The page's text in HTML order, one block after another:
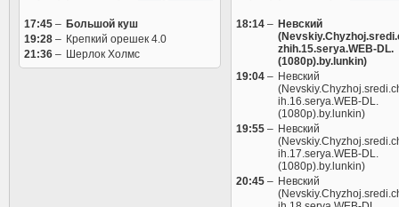
17:45 – Большой куш
19:28 – Крепкий орешек 4.0
21:36 – Шерлок Холмс
18:14 – Невский
zhih.15.serya.WEB-DL.
(1080p).by.lunkin)
19:04 – Невский
ih.16.serya.WEB-DL.
(1080p).by.lunkin)
19:55 – Невский
ih.17.serya.WEB-DL.
(1080p).by.lunkin)
20:45 – Невский